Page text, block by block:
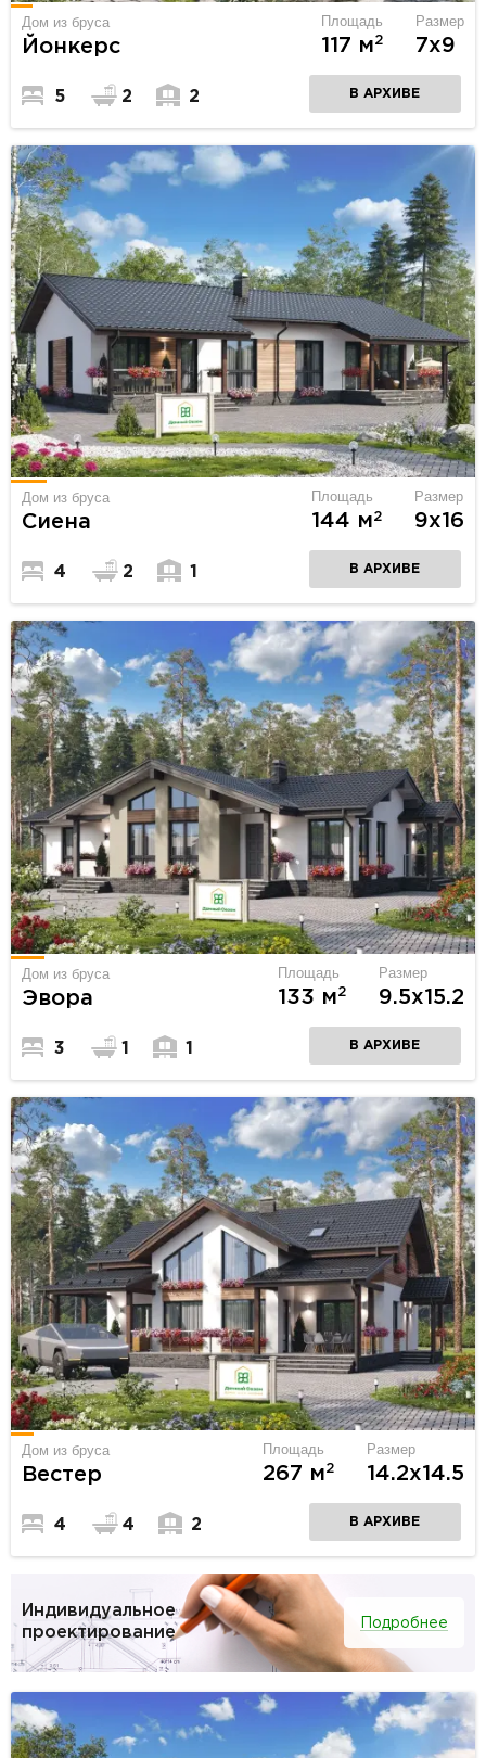
Дом из бруса
Йонкерс
Площадь
117 м2
Размер
7х9
5 2 2 В АРХИВЕ
Дом из бруса
Сиена
Площадь
144 м2
Размер
9х16
4 2 1 В АРХИВЕ
Дом из бруса
Эвора
Площадь
133 м2
Размер
9.5х15.2
3 1 1 В АРХИВЕ
Дом из бруса
Вестер
Площадь
267 м2
Размер
14.2х14.5
4 4 2 В АРХИВЕ
Индивидуальное
проектирование
Подробнее